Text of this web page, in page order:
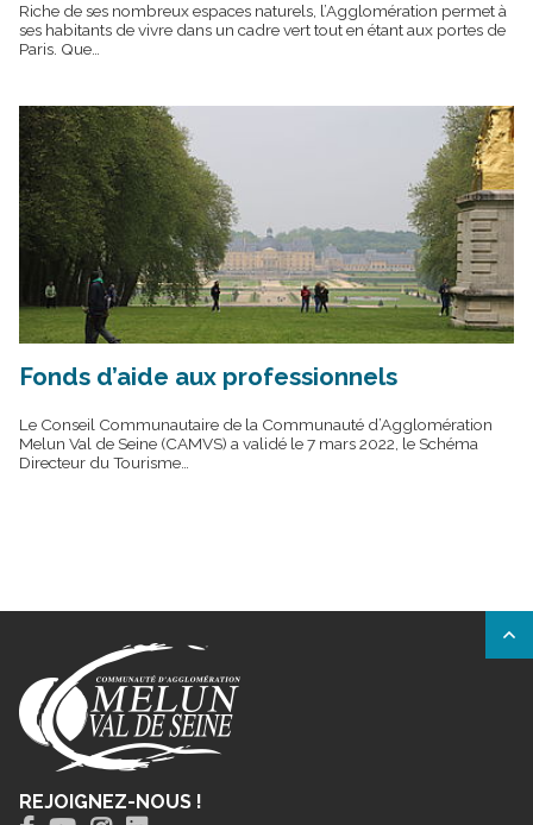
Riche de ses nombreux espaces naturels, l’Agglomération permet à
ses habitants de vivre dans un cadre vert tout en étant aux portes de
Paris. Que…
Fonds d’aide aux professionnels
Le Conseil Communautaire de la Communauté d’Agglomération
Melun Val de Seine (CAMVS) a validé le 7 mars 2022, le Schéma
Directeur du Tourisme…
REJOIGNEZ-NOUS !